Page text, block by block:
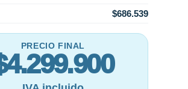
$686.539
PRECIO FINAL